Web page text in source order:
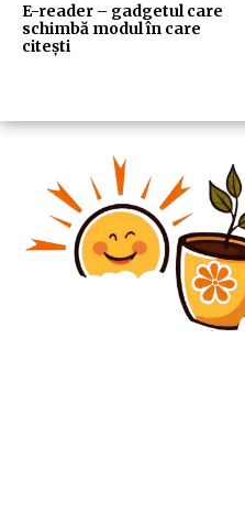
E-reader – gadgetul care
schimbă modul în care
citești